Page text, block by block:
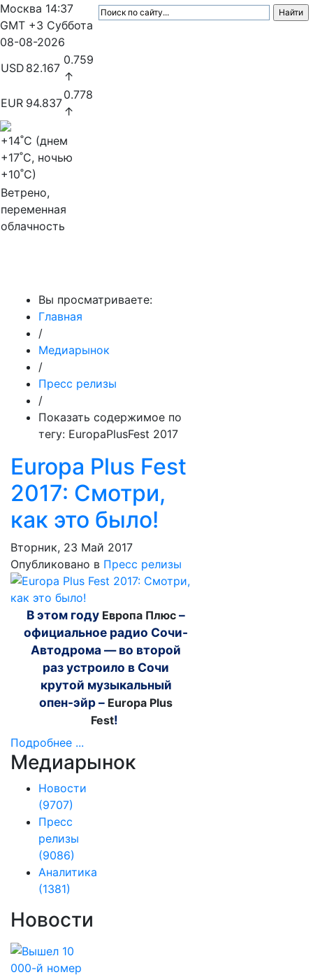
Москва 14:37
GMT +3 Суббота
08-08-2026
USD 82.167
0.759
↑
EUR 94.837
0.778
↑
+14˚C (днем
+17˚C, ночью
+10˚C)
Ветрено,
переменная
облачность
Вы просматриваете:
Главная
/
Медиарынок
/
Пресс релизы
/
Показать содержимое по
тегу: EuropaPlusFest 2017
Europa Plus Fest
2017: Смотри,
как это было!
Вторник, 23 Май 2017
Опубликовано в Пресс релизы
В этом году Европа Плюс –
официальное радио Сочи-
Автодрома — во второй
раз устроило в Сочи
крутой музыкальный
опен-эйр – Europa Plus
Fest!
Подробнее ...
Медиарынок
Новости
(9707)
Пресс
релизы
(9086)
Аналитика
(1381)
Новости